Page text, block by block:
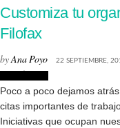
Customiza tu
Filofax
byAna Poyo 22 SEPTIEMBRE,
Poco a poco dejamos
citas importantes de
Iniciativas que ocupan